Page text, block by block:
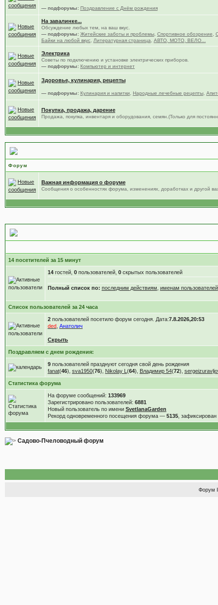
— подфорумы: Поздравление с Днём рождения
На завалинке...
Обсуждение любых тем, на ваш вкус.
— подфорумы: Житейские заботы и проблемы, Спортивное обозрение
Байки на любой вкус, Литературная страница АВТО, МОТО, ВЕЛО...
Электрика
Советы по подключению и установке электрических приборов.
— подфорумы: Компьютер и интернет
Здоровье, кулинария, рецепты
— подфорумы: Кулинария и напитки Народные лечебные рецепты,
Покупка, продажа, дарение
Продажа, покупка, инвентаря и оборудования, семян.(Только для
Форум
Важная информация о форуме
Сообщения о особенностях форума, изменениях, доработках и другой
14 посетителей за 15 минут
14гостей, 0пользователей, 0скрытых пользователей
Полный список по: последним действиям именам пользователей
Список пользователей за 24 часа
2пользователей посетило форум сегодня. Дата:7.8.2026,20:53
ded, Анатолич
Скрыть
Поздравляем с днем рождения:
9пользователей празднуют сегодня свой день рождения
fanat(46), sva1950(76), Nikolay L (64), Владимир 54(72),
Статистика форума
На форуме сообщений: 133969
Зарегистрировано пользователей: 6881
Новый пользователь по имени SvetlanaGarden
Рекорд одновременного посещения форума — 5135,
Садово-Пчеловодный форум
Форум